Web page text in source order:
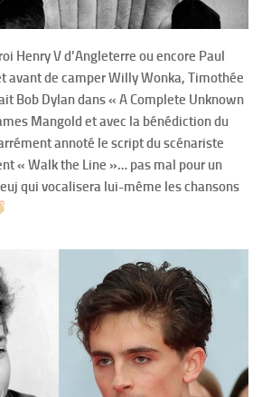
Henry V d’Angleterre ou encore Paul
avant de camper Willy Wonka, Timothée
Bob Dylan dans « A Complete Unknown
Mangold et avec la bénédiction du
annoté le script du scénariste
« Walk the Line »… pas mal pour un
qui vocalisera lui-même les chansons